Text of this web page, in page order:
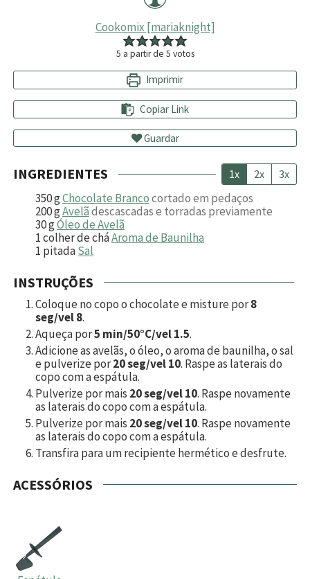
Cookomix [mariaknight]
5 a partir de 5 votos
Imprimir
Copiar Link
Guardar
INGREDIENTES 1x 2x 3x
350gChocolate Brancocortado em pedaços
200gAvelãdescascadas e torradas previamente
30gÓleo de Avelã
1colher de cháAroma de Baunilha
1 pitadaSal
INSTRUÇÕES
Coloque no copo o chocolate e misture por8
seg/vel 8.
Aqueça por5 min/50°C/vel 1.5.
Adicione as avelãs, o óleo, o aroma de baunilha, o sal
e pulverize por20 seg/vel 10. Raspe as laterais do
copo com a espátula.
Pulverize por mais 20 seg/vel 10. Raspe novamente
as laterais do copo com a espátula.
Pulverize por mais 20 seg/vel 10. Raspe novamente
as laterais do copo com a espátula.
Transfira para um recipiente hermético e desfrute.
ACESSÓRIOS